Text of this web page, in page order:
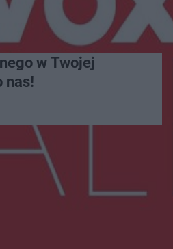
w Twojej
nas!
Więcej